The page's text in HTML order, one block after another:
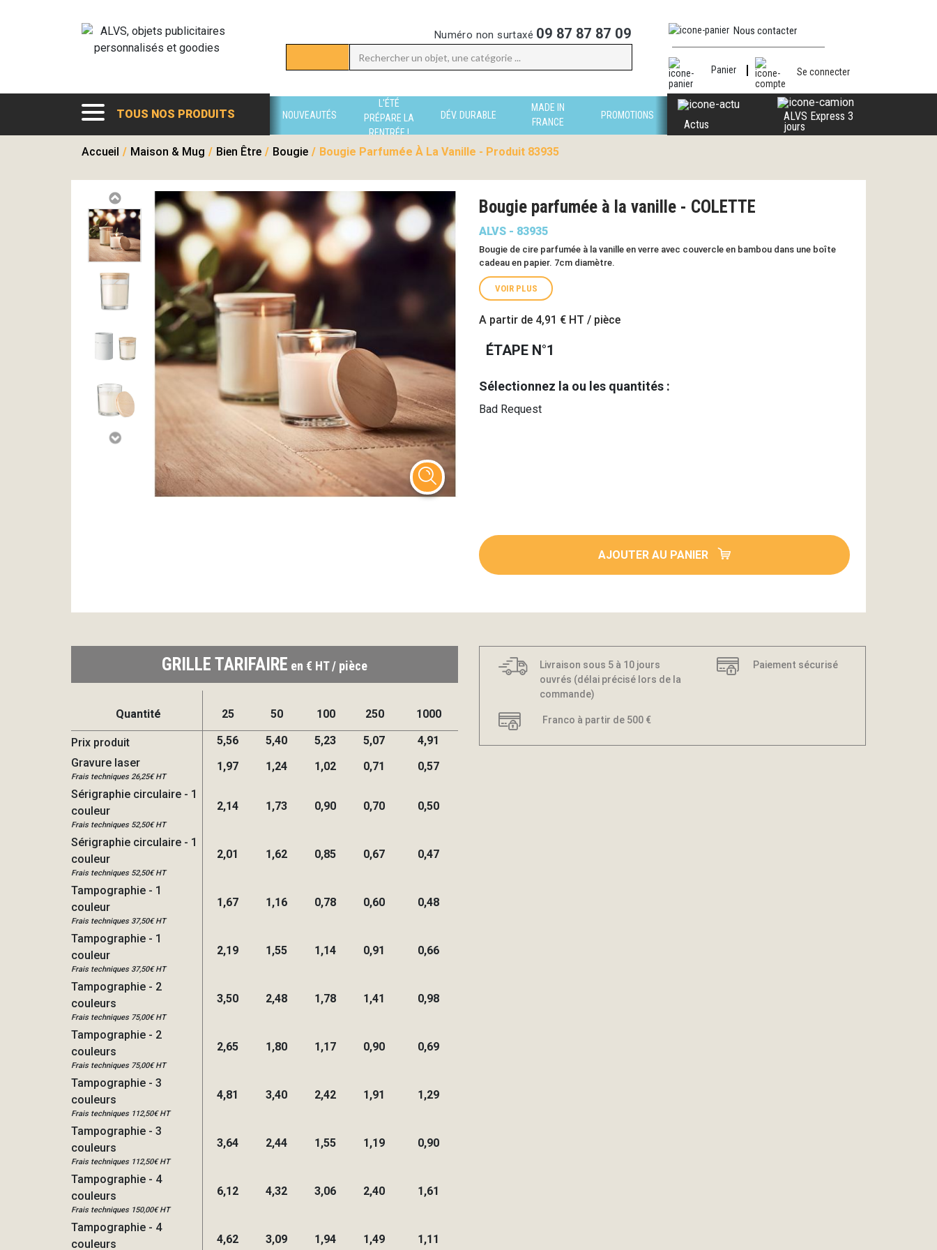
Numéro non surtaxé 09 87 87 87 09 Nous contacter
Panier Se connecter
TOUS NOS PRODUITS NOUVEAUTÉS
L'ÉTÉ
PRÉPARE LA
RENTRÉE !
DÉV. DURABLE
MADE IN
FRANCE
PROMOTIONS
Actus
ALVS Express 3
jours
Accueil / Maison & Mug / Bien Être / Bougie / Bougie Parfumée À La Vanille - Produit 83935
Bougie parfumée à la vanille - COLETTE
ALVS - 83935
Bougie de cire parfumée à la vanille en verre avec couvercle en bambou dans une boîte
cadeau en papier. 7cm diamètre.
VOIR PLUS
A partir de 4,91 € HT / pièce
ÉTAPE N°1
Sélectionnez la ou les quantités :
Bad Request
AJOUTER AU PANIER
GRILLE TARIFAIRE en € HT / pièce
Quantité 25 50 100 250 1000
Prix produit 5,56 5,40 5,23 5,07
4,91
Gravure laser
Frais techniques 26,25€ HT
1,97 1,24 1,02 0,71 0,57
Sérigraphie circulaire - 1
couleur
Frais techniques 52,50€ HT
2,14 1,73 0,90 0,70 0,50
Sérigraphie circulaire - 1
couleur
Frais techniques 52,50€ HT
2,01 1,62 0,85 0,67 0,47
Tampographie - 1
couleur
Frais techniques 37,50€ HT
1,67 1,16 0,78 0,60 0,48
Tampographie - 1
couleur
Frais techniques 37,50€ HT
2,19 1,55 1,14 0,91 0,66
Tampographie - 2
couleurs
Frais techniques 75,00€ HT
3,50 2,48 1,78 1,41 0,98
Tampographie - 2
couleurs
Frais techniques 75,00€ HT
2,65 1,80 1,17 0,90 0,69
Tampographie - 3
couleurs
Frais techniques 112,50€ HT
4,81 3,40 2,42 1,91 1,29
Tampographie - 3
couleurs
Frais techniques 112,50€ HT
3,64 2,44 1,55 1,19 0,90
Tampographie - 4
couleurs
Frais techniques 150,00€ HT
6,12 4,32 3,06 2,40 1,61
Tampographie - 4
couleurs
4,62 3,09 1,94 1,49 1,11
Livraison sous 5 à 10 jours
ouvrés (délai précisé lors de la
commande)
Paiement sécurisé
Franco à partir de 500 €